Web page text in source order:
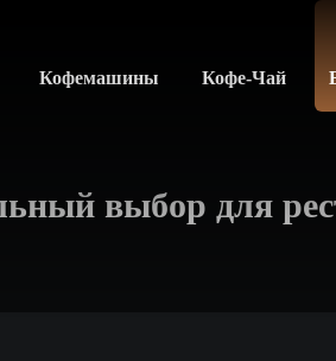
Кофемашины Кофе-Чай
выбор для